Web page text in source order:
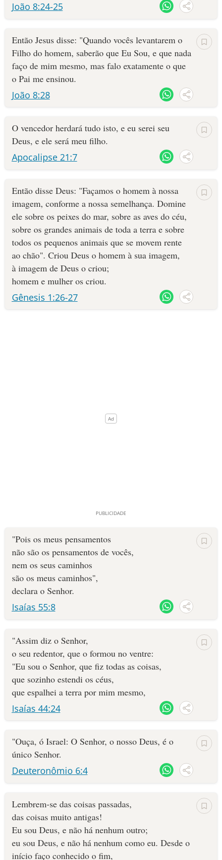
João 8:24-25
Então Jesus disse: "Quando vocês levantarem o
Filho do homem, saberão que Eu Sou, e que nada
faço de mim mesmo, mas falo exatamente o que
o Pai me ensinou.
João 8:28
O vencedor herdará tudo isto, e eu serei seu
Deus, e ele será meu filho.
Apocalipse 21:7
Então disse Deus: "Façamos o homem à nossa
imagem, con­for­me a nossa semelhança. Domine
ele sobre os peixes do mar, sobre as aves do céu,
sobre os grandes animais de toda a terra e sobre
todos os pequenos animais ­que se movem rente
ao chão". Criou Deus o homem à sua imagem,
à imagem de Deus o criou;
homem e mulher os criou.
Gênesis 1:26-27
"Pois os meus pensamentos
não são os pensamentos de vocês,
nem os seus caminhos
são os meus caminhos",
declara o ­Senhor.
Isaías 55:8
"Assim diz o Senhor,
o seu redentor, que o formou no ventre:
"Eu sou o Senhor, que fiz todas as coisas,
que sozinho estendi os céus,
que espalhei a terra por mim mesmo,
Isaías 44:24
"Ouça, ó Israel: O Senhor, o nosso Deus, é o
único Senhor.
Deuteronômio 6:4
Lembrem-se das coisas passadas,
das coisas muito antigas!
Eu sou Deus, e não há nenhum outro;
eu sou Deus, e não há nenhum como eu. Desde o
início faço conhecido o fim,